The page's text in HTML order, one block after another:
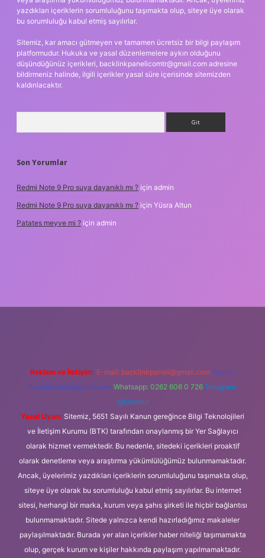
yazdıkları içeriklerin sorumluluğunu taşımakta olup, siteye üye olarak
bu sorumluluğu kabul etmiş sayılırlar.
Sitemiz, kar amacı gütmeyen ve tamamen ücretsiz bir bilgi paylaşım
platformudur. Hukuka ve yasal düzenlemelere aykırı olduğunu
düşündüğünüz içerikleri, backlinkpanelicomtr@gmail.com adresine
bildirmeniz halinde, ilgili içerikler yasal süre içerisinde sitemizden
kaldırılacaktır.
Son Yorumlar
Redmi Note 9 Pro suya dayanıklı mı ? için admin
Redmi Note 9 Pro suya dayanıklı mı ? için Yüsra Altun
Patates meyve mi ? için admin
Reklam ve İletişim: E-mail: backlinkpaneli@gmail.com Teams:
forumhizmeti@gmail.com Whatsapp: 0262 606 0 726 Telegram:
@karabul
Yasal Uyarı: Sitemiz, 5651 Sayılı Kanun gereğince Bilgi Teknolojileri
ve İletişim Kurumu (BTK) tarafından onaylanmış bir Yer Sağlayıcı
olarak hizmet vermektedir. Bu nedenle, sitedeki içerikleri proaktif
olarak denetleme veya araştırma yükümlülüğümüz bulunmamaktadır.
Ancak, üyelerimiz yazdıkları içeriklerin sorumluluğunu taşımakta olup,
siteye üye olarak bu sorumluluğu kabul etmiş sayılırlar. Bu internet
sitesi, herhangi bir marka, kurum veya şahıs şirketi ile hiçbir bağlantısı
bulunmamaktadır. Sitede yalnızca kendi hazırladığımız makaleler
paylaşılmaktadır. Burada yer alan içerikler haber niteliği taşımamakta
olup, gerçek kurum ve kişiler hakkında paylaşım yapılmamaktadır.